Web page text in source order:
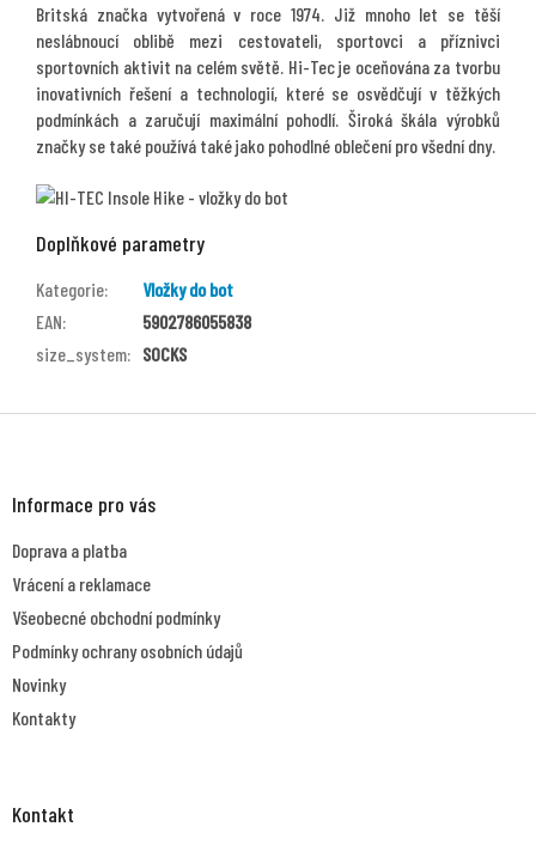
Britská značka vytvořená v roce 1974. Již mnoho let se těší
neslábnoucí oblibě mezi cestovateli, sportovci a příznivci
sportovních aktivit na celém světě. Hi-Tec je oceňována za tvorbu
inovativních řešení a technologií, které se osvědčují v těžkých
podmínkách a zaručují maximální pohodlí. Široká škála výrobků
značky se také používá také jako pohodlné oblečení pro všední dny.
Doplňkové parametry
Kategorie:
Vložky do bot
EAN:
5902786055838
size_system: SOCKS
Informace pro vás
Doprava a platba
Vrácení a reklamace
Všeobecné obchodní podmínky
Podmínky ochrany osobních údajů
Novinky
Kontakty
Kontakt